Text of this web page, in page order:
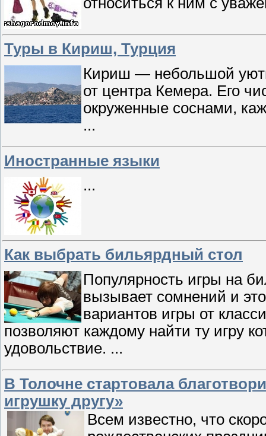
Туры в Кириш, Турция
Кириш — небольшой
от центра Кемера. Его
окруженные соснами,
...
Иностранные языки
...
Как выбрать бильярдный стол
Популярность игры на
вызывает сомнений и
вариантов игры от
позволяют каждому найти ту игру
удовольствие. ...
В Толочне стартовала
игрушку другу»
Всем известно, что